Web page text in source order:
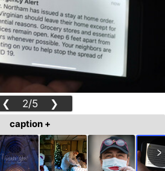
❮ 2/5 ❯
caption +